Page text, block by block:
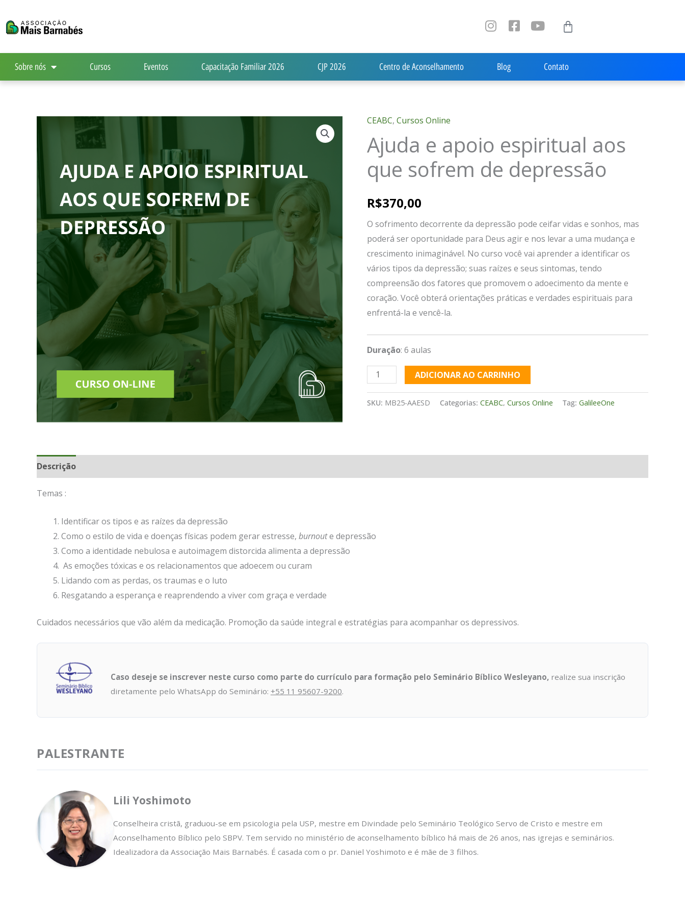
para
conteúdo
I
n
g
F
a
o
s
q
u
a
Y
o
u
b
Carrinho
Sobre nós Cursos Eventos Capacitação Familiar 2026 CJP 2026 Centro de Aconselhamento Blog Contato
CEABC, Cursos Online
Ajuda e apoio espiritual aos
que sofrem de depressão
R$370,00
O sofrimento decorrente da depressão pode ceifar vidas e sonhos, mas
poderá ser oportunidade para Deus agir e nos levar a uma mudança e
crescimento inimaginável. No curso você vai aprender a identificar os
vários tipos da depressão; suas raízes e seus sintomas, tendo
compreensão dos fatores que promovem o adoecimento da mente e
coração. Você obterá orientações práticas e verdades espirituais para
enfrentá-la e vencê-la.
Duração: 6 aulas
Ajuda
apoio
espiritual
aos
que
sofrem
de
depressão
quantidade
ADICIONAR AO CARRINHO
SKU: MB25-AAESD Categorias: CEABC, Cursos Online Tag: GalileeOne
Descrição
Temas :
Identificar os tipos e as raízes da depressão
Como o estilo de vida e doenças físicas podem gerar estresse, burnoute depressão
Como a identidade nebulosa e autoimagem distorcida alimenta a depressão
As emoções tóxicas e os relacionamentos que adoecem ou curam
Lidando com as perdas, os traumas e o luto
Resgatando a esperança e reaprendendo a viver com graça e verdade
Cuidados necessários que vão além da medicação. Promoção da saúde integral e estratégias para acompanhar os depressivos.
Caso deseje se inscrever neste curso como parte do currículo para formação pelo Seminário Bíblico Wesleyano, realize sua inscrição
diretamente pelo WhatsApp do Seminário: +55 11 95607-9200.
PALESTRANTE
Lili Yoshimoto
Conselheira cristã, graduou-se em psicologia pela USP, mestre em Divindade pelo Seminário Teológico Servo de Cristo e mestre em
Aconselhamento Bíblico pelo SBPV. Tem servido no ministério de aconselhamento bíblico há mais de 26 anos, nas igrejas e seminários.
Idealizadora da Associação Mais Barnabés. É casada com o pr. Daniel Yoshimoto e é mãe de 3 filhos.